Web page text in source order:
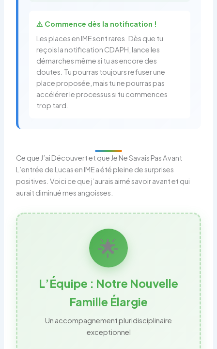
⚠️ Commence dès la notification !
Les places en IME sont rares. Dès que tu
reçois la notification CDAPH, lance les
démarches même si tu as encore des
doutes. Tu pourras toujours refuser une
place proposée, mais tu ne pourras pas
accélérer le processus si tu commences
trop tard.
Ce que J’ai Découvert et que Je Ne Savais Pas Avant
L’entrée de Lucas en IME a été pleine de surprises
positives. Voici ce que j’aurais aimé savoir avant et qui
aurait diminué mes angoisses.
🌟
L’Équipe : Notre Nouvelle
Famille Élargie
Un accompagnement pluridisciplinaire
exceptionnel